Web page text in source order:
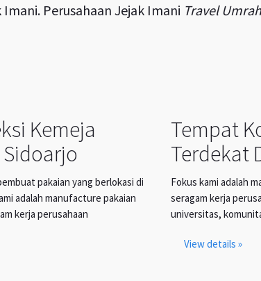
Perusahaan Jejak Imani Travel Umrah
Kemeja
pakaian yang berlokasi di
adalah manufacture pakaian
kerja perusahaan
Tempat
Terdekat
Fokus kami adalah
seragam kerja
universitas,
View details »